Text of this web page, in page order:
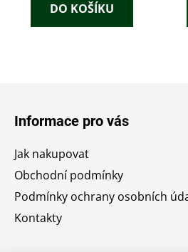
DO KOŠÍKU
Informace pro vás
Jak nakupovat
Obchodní podmínky
Podmínky ochrany osobních
Kontakty